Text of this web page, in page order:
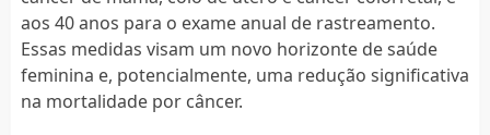
aos 40 anos para o exame anual de rastreamento.
Essas medidas visam um novo horizonte de saúde
feminina e, potencialmente, uma redução significativa
na mortalidade por câncer.